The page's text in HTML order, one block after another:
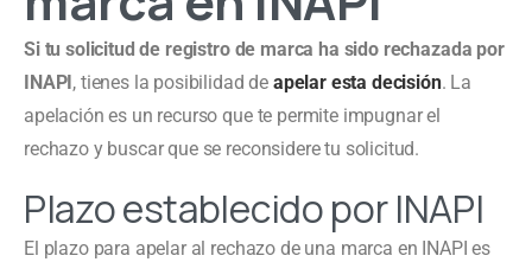
Si tu solicitud de registro de marca ha sido rechazada por
INAPI , tienes la posibilidad de apelar esta decisión. La
apelación es un recurso que te permite impugnar el
rechazo y buscar que se reconsidere tu solicitud.
Plazo establecido por INAPI
El plazo para apelar al rechazo de una marca en INAPI es